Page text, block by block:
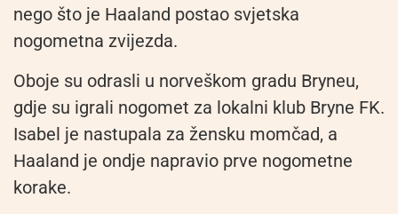
nego što je Haaland postao svjetska
nogometna zvijezda.
Oboje su odrasli u norveškom gradu Bryneu,
gdje su igrali nogomet za lokalni klub Bryne FK.
Isabel je nastupala za žensku momčad, a
Haaland je ondje napravio prve nogometne
korake.